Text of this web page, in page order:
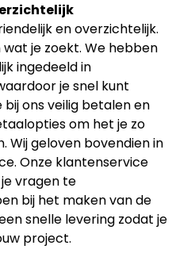
en overzichtelijk.
wat je zoekt. We hebben
ingedeeld in
je snel kunt
ons veilig betalen en
om het je zo
Wij geloven bovendien in
Onze klantenservice
vragen te
bij het maken van de
snelle levering zodat je
project.